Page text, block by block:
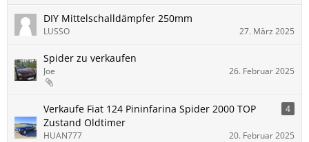
DIY Mittelschalldämpfer 250mm
LUSSO 27. März 2025
Spider zu verkaufen
Joe 26. Februar 2025
Verkaufe Fiat 124 Pininfarina Spider 2000 TOP
Zustand Oldtimer
4
HUAN777 20. Februar 2025